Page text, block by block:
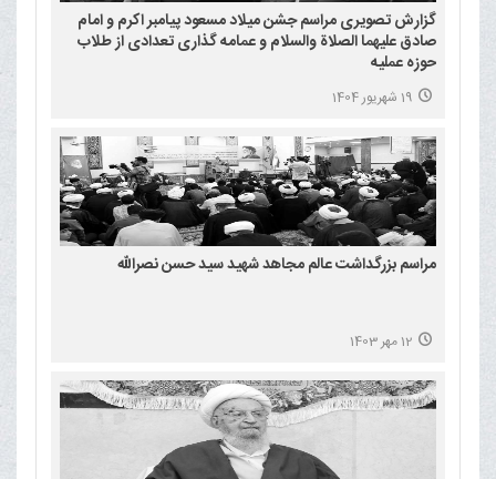
گزارش تصویری مراسم جشن میلاد مسعود پیامبر اکرم و امام
صادق علیهما الصلاة والسلام و عمامه گذاری تعدادی از طلاب
حوزه عملیه
19 شهریور 1404
مراسم بزرگداشت عالم مجاهد شهید سید حسن نصرالله
12 مهر 1403